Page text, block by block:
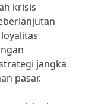
krisis
jangka
pasar.